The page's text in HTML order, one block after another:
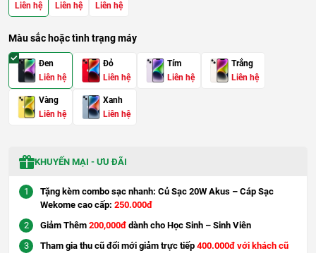
Liên hệ
Liên hệ
Liên hệ
Màu sắc hoặc tình trạng máy
Đen
Liên hệ
Đỏ
Liên hệ
Tím
Liên hệ
Trắng
Liên hệ
Vàng
Liên hệ
Xanh
Liên hệ
KHUYẾN MẠI - ƯU ĐÃI
Tặng kèm combo sạc nhanh: Củ Sạc 20W Akus – Cáp Sạc
Wekome cao cấp: 250.000đ
Giảm Thêm 200,000đ dành cho Học Sinh – Sinh Viên
Tham gia thu cũ đổi mới giảm trực tiếp 400.000đ với khách cũ